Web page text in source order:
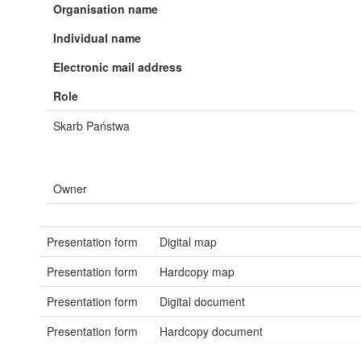
Organisation name
Individual name
Electronic mail address
Role
Skarb Państwa
Owner
Presentation form
Digital map
Presentation form
Hardcopy map
Presentation form
Digital document
Presentation form
Hardcopy document